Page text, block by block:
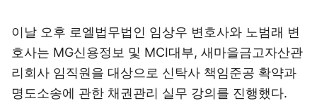
이날 오후 로엘법무법인 임상우 변호사와 노범래 변
호사는 MG신용정보 및 MCI대부, 새마을금고자산관
리회사 임직원을 대상으로 신탁사 책임준공 확약과
명도소송에 관한 채권관리 실무 강의를 진행했다.